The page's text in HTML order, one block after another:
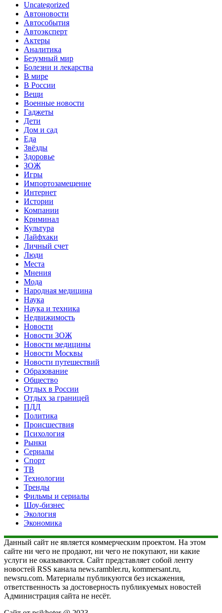
Uncategorized
Автоновости
Автособытия
Автоэксперт
Актеры
Аналитика
Безумный мир
Болезни и лекарства
В мире
В России
Вещи
Военные новости
Гаджеты
Дети
Дом и сад
Еда
Звёзды
Здоровье
ЗОЖ
Игры
Импортозамещение
Интернет
Истории
Компании
Криминал
Культура
Лайфхаки
Личный счет
Люди
Места
Мнения
Мода
Народная медицина
Наука
Наука и техника
Недвижимость
Новости
Новости ЗОЖ
Новости медицины
Новости Москвы
Новости путешествий
Образование
Общество
Отдых в России
Отдых за границей
ПДД
Политика
Происшествия
Психология
Рынки
Сериалы
Спорт
ТВ
Технологии
Тренды
Фильмы и сериалы
Шоу-бизнес
Экология
Экономика
Данный сайт не является коммерческим проектом. На этом
сайте ни чего не продают, ни чего не покупают, ни какие
услуги не оказываются. Сайт представляет собой ленту
новостей RSS канала news.rambler.ru, kommersant.ru,
newsru.com. Материалы публикуются без искажения,
ответственность за достоверность публикуемых новостей
Администрация сайта не несёт.